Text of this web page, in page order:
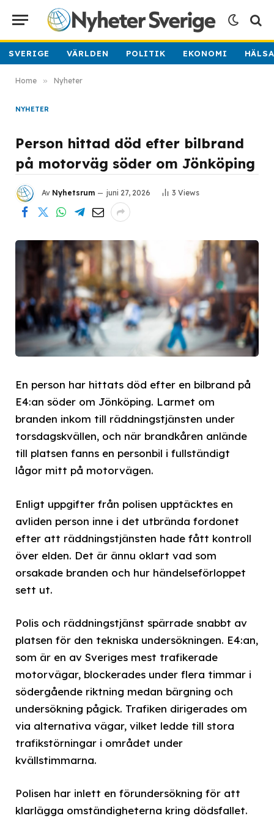
SVERIGE VÄRLDEN POLITIK EKONOMI
Home » Nyheter
NYHETER
Person hittad död efter bilbrand
på motorväg söder om Jönköping
Av Nyhetsrum juni 27, 2026 3 Views
En person har hittats död efter en bilbrand på
E4:an söder om Jönköping. Larmet om
branden inkom till räddningstjänsten under
torsdagskvällen, och när brandkåren anlände
till platsen fanns en personbil i fullständigt
lågor mitt på motorvägen.
Enligt uppgifter från polisen upptäcktes en
avliden person inne i det utbrända fordonet
efter att räddningstjänsten hade fått kontroll
över elden. Det är ännu oklart vad som
orsakade branden och hur händelseförloppet
sett ut.
Polis och räddningstjänst spärrade snabbt av
platsen för den tekniska undersökningen. E4:an,
som är en av Sveriges mest trafikerade
motorvägar, blockerades under flera timmar i
södergående riktning medan bärgning och
undersökning pågick. Trafiken dirigerades om
via alternativa vägar, vilket ledde till stora
trafikstörningar i området under
kvällstimmarna.
Polisen har inlett en förundersökning för att
klarlägga omständigheterna kring dödsfallet.